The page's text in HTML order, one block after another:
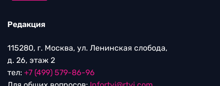
Редакция
115280, г. Москва, ул. Ленинская слобода,
д. 26, этаж 2
тел: +7 (499) 579-86-96